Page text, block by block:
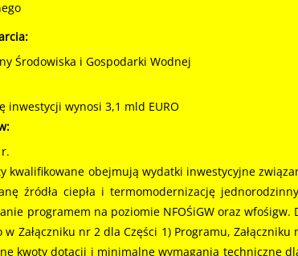
Środowiska i Gospodarki Wodnej
inwestycji wynosi 3,1 mld EURO
kwalifikowane obejmują wydatki inwestycyjne
źródła ciepła i termomodernizację
programem na poziomie NFOŚiGW oraz
Załączniku nr 2 dla Części 1) Programu,
kwoty dotacji i minimalne wymagania techniczne